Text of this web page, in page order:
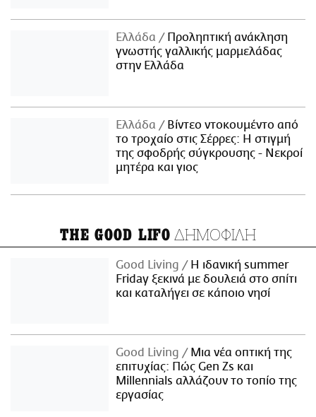
Ελλάδα
Προληπτική ανάκληση
γνωστής γαλλικής μαρμελάδας
στην Ελλάδα
Ελλάδα
Βίντεο ντοκουμέντο από
το τροχαίο στις Σέρρες: Η στιγμή
της σφοδρής σύγκρουσης - Νεκροί
μητέρα και γιος
THE GOOD LIFO ΔΗΜΟΦΙΛΗ
Good Living
Η ιδανική summer
Friday ξεκινά με δουλειά στο σπίτι
και καταλήγει σε κάποιο νησί
Good Living
Μια νέα οπτική της
επιτυχίας: Πώς Gen Zs και
Millennials αλλάζουν το τοπίο της
εργασίας